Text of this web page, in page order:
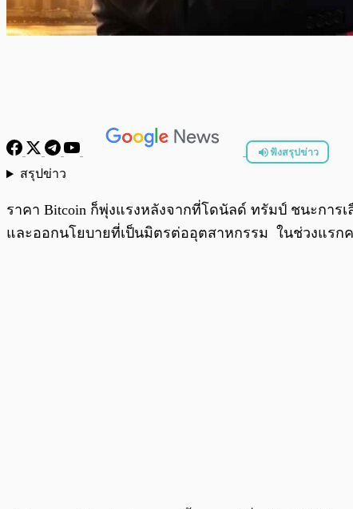
ฟังสรุปข่าว
สรุปข่าว
ราคา Bitcoin ก็พุ่งแรงหลังจากที่โดนัลด์ ทรัมป์ ชนะการ
และออกนโยบายที่เป็นมิตรต่ออุตสาหกรรม ในช่วงแรก